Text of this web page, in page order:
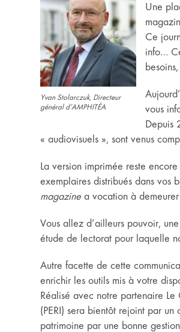
Yvan Stolarczuk, Directeur
général d’AMPHITÉA
Une
Ce
info…
vous
Depuis
« audiovisuels », sont venus
La version imprimée reste
exemplaires distribués dans vos
magazine a vocation à
Vous allez d’ailleurs pouvoir,
étude de lectorat pour laquelle
Autre facette de cette
enrichir les outils mis à votre
Réalisé avec notre partenaire Le
(PERI) sera bientôt rejoint par
patrimoine par une bonne